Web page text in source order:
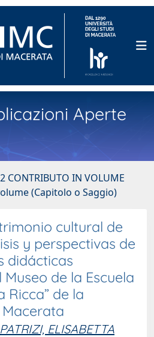
Aperte
CONTRIBUTO IN VOLUME
(Capitolo o Saggio)
cultural de
y perspectivas de
didácticas
de la Escuela
Ricca” de la
PATRIZI, ELISABETTA